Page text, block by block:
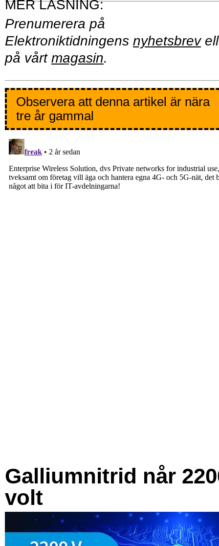
Prenumerera på
Elektroniktidningens nyhetsbrev
på vårt magasin.
Observera att denna artikel är nära
tre år gammal
Galliumnitrid når
volt